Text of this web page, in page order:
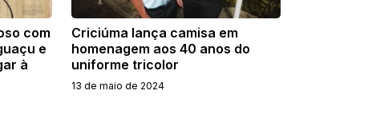
com
e
à
Criciúma lança camisa em
homenagem aos 40 anos do
uniforme tricolor
13 de maio de 2024